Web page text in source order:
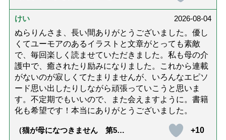
達』が届きました」）
けい
2026-08-04
ぬらりんさま、長い間ありがとうございました。優し
くてユーモアのあるイラストと文章がとっても素敵
で、毎回楽しく読ませていただきました。私も母の介
護中で、癒されたり励みになりました。これから連載
がないのが寂しくてたまりませんが、いろんなエピソ
ード思い出したりしながら頑張っていこうと思いま
す。不定期でもいいので、また会えますように。書籍
化も希望です！本当にありがとうございました。
（猫が母になつきません 第500
+10